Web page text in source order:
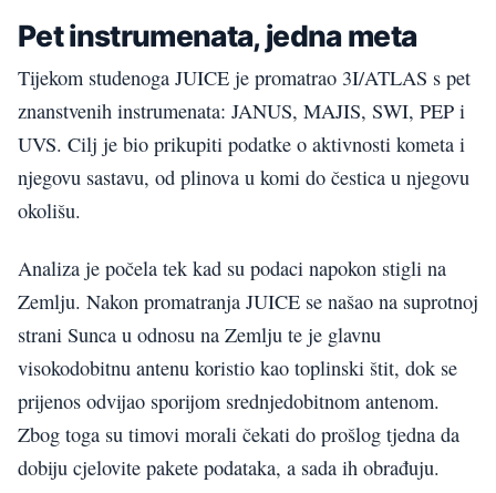
Pet instrumenata, jedna meta
Tijekom studenoga JUICE je promatrao 3I/ATLAS s pet
znanstvenih instrumenata: JANUS, MAJIS, SWI, PEP i
UVS. Cilj je bio prikupiti podatke o aktivnosti kometa i
njegovu sastavu, od plinova u komi do čestica u njegovu
okolišu.
Analiza je počela tek kad su podaci napokon stigli na
Zemlju. Nakon promatranja JUICE se našao na suprotnoj
strani Sunca u odnosu na Zemlju te je glavnu
visokodobitnu antenu koristio kao toplinski štit, dok se
prijenos odvijao sporijom srednjedobitnom antenom.
Zbog toga su timovi morali čekati do prošlog tjedna da
dobiju cjelovite pakete podataka, a sada ih obrađuju.